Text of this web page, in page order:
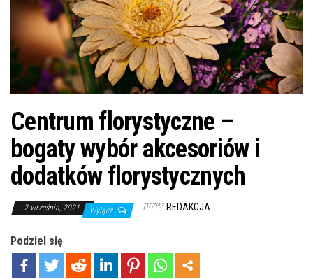
Centrum florystyczne –
bogaty wybór akcesoriów i
dodatków florystycznych
2 września, 2021 Wyłącz przez REDAKCJA
Podziel się